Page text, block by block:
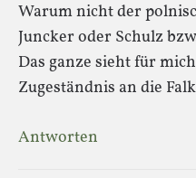
Warum nicht der
Juncker oder Schulz
Das ganze sieht für
Zugeständnis an die
Antworten